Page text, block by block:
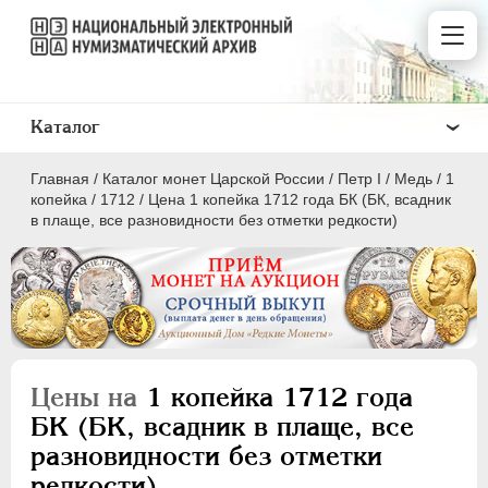
Главная / Каталог монет Царской России / Пeтр I / Медь / 1
копейка / 1712 / Цена 1 копейка 1712 года БК (БК, всадник
в плаще, все разновидности без отметки редкости)
Цены на 1 копейка 1712 года
БК (БК, всадник в плаще, все
разновидности без отметки
Каталог
ПEТР I 1699 - 1725
Серебро
Медь
5 копеек